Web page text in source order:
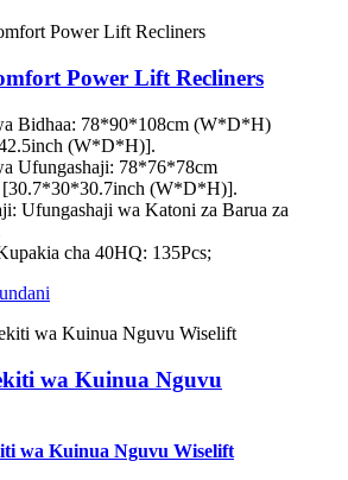
Power Lift Recliners
Bidhaa: 78*90*108cm (W*D*H)
(W*D*H)].
Ufungashaji: 78*76*78cm
(W*D*H)].
Ufungashaji wa Katoni za Barua za
cha 40HQ: 135Pcs;
undani
wa Kuinua Nguvu
wa Kuinua Nguvu Wiselift